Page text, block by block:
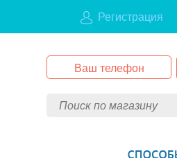
Регистрация